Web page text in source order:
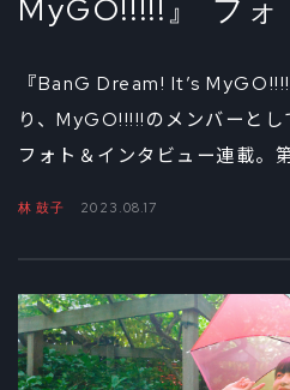
MyGO!!!!!』 フ
『BanG Dream! It’s
り、MyGO!!!!!のメンバーと
フォト＆インタビュー連載。
林 鼓子 2023.08.17